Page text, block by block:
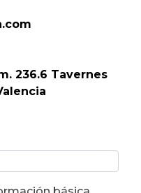
236.6 Tavernes